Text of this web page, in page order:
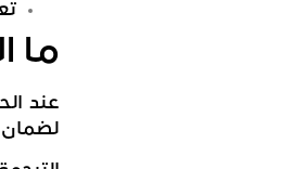
ما
عند
لضمان